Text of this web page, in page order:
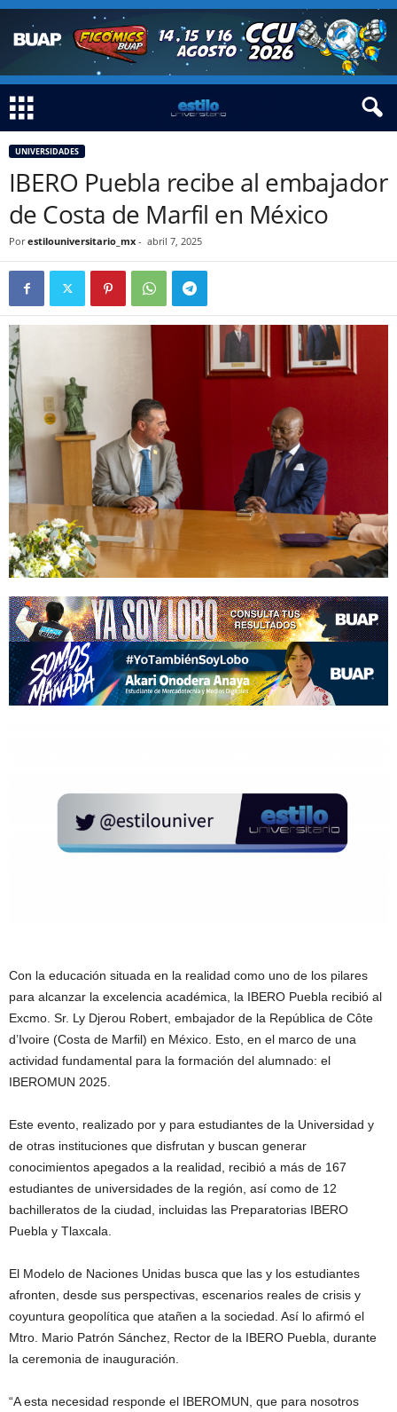
UNIVERSIDADES
IBERO Puebla recibe al embajador
de Costa de Marfil en México
Por estilouniversitario_mx - abril 7, 2025
Con la educación situada en la realidad como uno de los pilares
para alcanzar la excelencia académica, la IBERO Puebla recibió al
Excmo. Sr. Ly Djerou Robert, embajador de la República de Côte
d’Ivoire (Costa de Marfil) en México. Esto, en el marco de una
actividad fundamental para la formación del alumnado: el
IBEROMUN 2025.
Este evento, realizado por y para estudiantes de la Universidad y
de otras instituciones que disfrutan y buscan generar
conocimientos apegados a la realidad, recibió a más de 167
estudiantes de universidades de la región, así como de 12
bachilleratos de la ciudad, incluidas las Preparatorias IBERO
Puebla y Tlaxcala.
El Modelo de Naciones Unidas busca que las y los estudiantes
afronten, desde sus perspectivas, escenarios reales de crisis y
coyuntura geopolítica que atañen a la sociedad. Así lo afirmó el
Mtro. Mario Patrón Sánchez, Rector de la IBERO Puebla, durante
la ceremonia de inauguración.
“A esta necesidad responde el IBEROMUN, que para nosotros